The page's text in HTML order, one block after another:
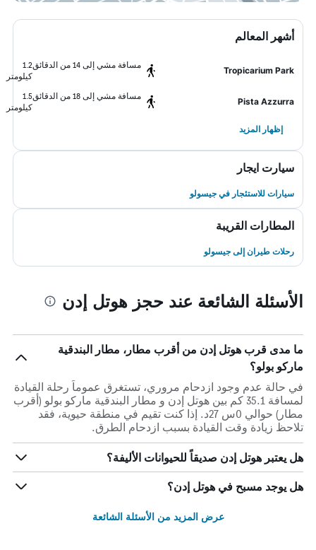
أشهر المعالم
Tropicarium Park
مسافة مشي إلى 14 من الدقائق
1.2
كيلومتر
Pista Azzurra
مسافة مشي إلى 18 من الدقائق
1.5
كيلومتر
إظهار المزيد
سيارت ايجار
سيارات للاستئجار في جيسولو
المطارات القريبة
رحلات طيران إلى جيسولو
الأسئلة الشائعة عند حجز هوتل إدن
ما مدى قرب هوتل إدن من أقرب مطار، مطار البندقية
ماركو بولو؟
في حالة عدم وجود ازدحام مروري، تستغرق عموماً رحلة القيادة
لمسافة 35.1 كم بين هوتل إدن و مطار البندقية ماركو بولو (أقرب
مطار) حوالي 0س 27د. إذا كنت تقيم في منطقة حيوية، فقد
تلاحظ زيادة وقت القيادة بسبب ازدحام الطرق.
هل يعتبر هوتل إدن صديقاً للحيوانات الأليفة؟
هل يوجد مسبح في هوتل إدن؟
عرض المزيد من الأسئلة الشائعة